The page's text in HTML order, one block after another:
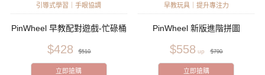
引導式學習｜手眼協調
PinWheel 早教配對遊戲-忙碌桶
$428 $510
立即搶購
早教玩具｜提升專注力
PinWheel 新版進階拼圖
$558 $790
立即搶購